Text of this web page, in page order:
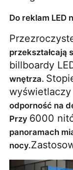
Do reklam LED
przekształcają
billboardy
wnętrza.
odporność na
Przy 6000
panoramach
nocy.